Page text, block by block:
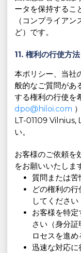
ータを保持するこ
（コンプライア
ど）です。
11. 権利の行使方
本ポリシー、当社
般的なご質問があ
する権利の行使を
dpo@hiloi.com
LT-01109 Vilnius,
い。
お客様のご依頼を
をお願いいたしま
質問または
どの権利の
してください
お客様を特
さい（身分
ロセスを進め
迅速な対応